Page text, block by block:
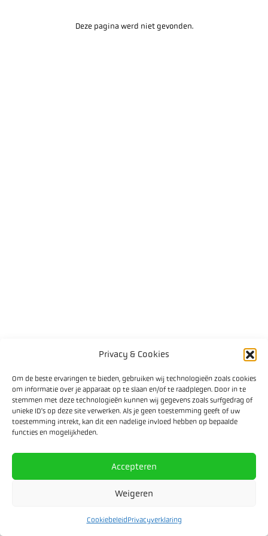
Privacy & Cookies
Om de beste ervaringen te bieden, gebruiken wij technologieën zoals cookies
om informatie over je apparaat op te slaan en/of te raadplegen. Door in te
stemmen met deze technologieën kunnen wij gegevens zoals surfgedrag of
unieke ID's op deze site verwerken. Als je geen toestemming geeft of uw
toestemming intrekt, kan dit een nadelige invloed hebben op bepaalde
functies en mogelijkheden.
Accepteren
Weigeren
CookiebeleidPrivacyverklaring
Deze pagina werd niet gevonden.